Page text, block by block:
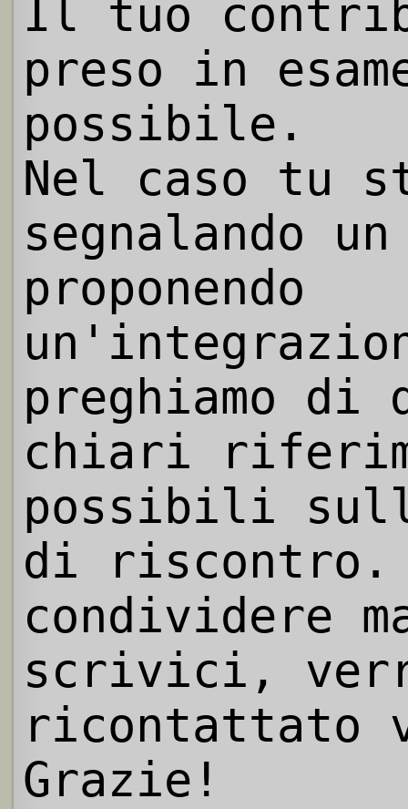
Il tuo
preso in
possibile.
Nel caso tu
segnalando
proponendo
preghiamo
chiari
possibili
di riscontro.
condividere
scrivici,
ricontattato
Grazie!